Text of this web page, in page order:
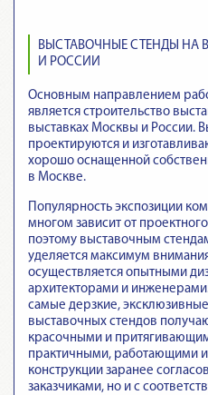
ВЫСТАВОЧНЫЕ СТЕНДЫ НА
И РОССИИ
Основным направлением
является строительство
выставках Москвы и России.
проектируются и
хорошо оснащенной
в Москве.
Популярность экспозиции
многом зависит от
поэтому выставочным
уделяется максимум
осуществляется опытными
архитекторами и
самые дерзкие,
выставочных стендов
красочными и
практичными, работающими
конструкции заранее
заказчиками, но и с